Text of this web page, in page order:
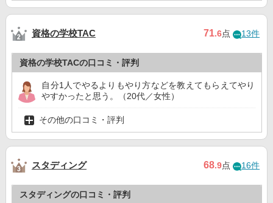
資格の学校TAC 71.6点 13件
資格の学校TACの口コミ・評判
自分1人でやるよりもやり方などを教えてもらえてやり
やすかったと思う。（20代／女性）
その他の口コミ・評判
スタディング 68.9点 16件
スタディングの口コミ・評判